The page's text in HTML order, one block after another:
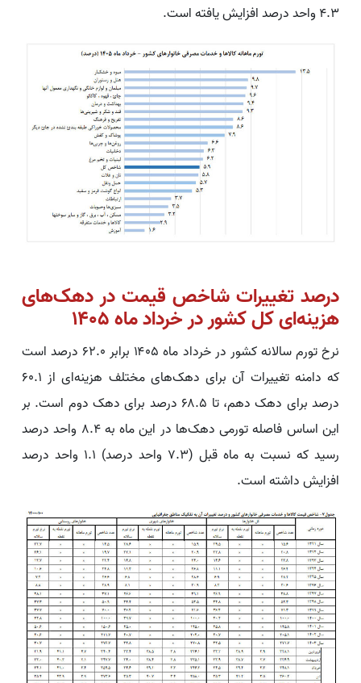
۴.۳ واحد درصد افزایش یافته است.
درصد تغییرات شاخص قیمت در دهک‌های
هزینه‌ای کل کشور در خرداد ماه ۱۴۰۵
نرخ تورم سالانه کشور در خرداد ماه ۱۴۰۵ برابر ۶۲.۰ درصد است
که دامنه تغییرات آن برای دهک‌های مختلف هزینه‌ای از ۶۰.۱
درصد برای دهک­­ دهم، تا ۶۸.۵ درصد برای دهک دوم است. بر
این اساس فاصله تورمی دهک‌ها در این ماه به ۸.۴ واحد درصد
رسید که نسبت به ماه قبل (۷.۳ واحد درصد) ۱.۱ واحد درصد
افزایش داشته است.